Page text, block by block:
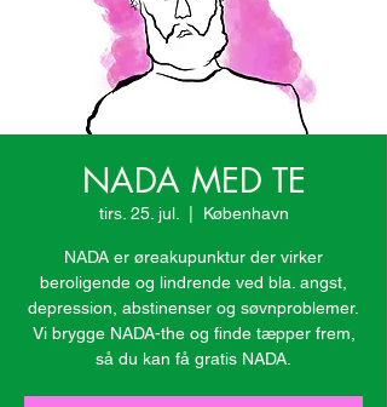
NADA MED TE
tirs. 25. jul. København
NADA er øreakupunktur der virker
beroligende og lindrende ved bla. angst,
depression, abstinenser og søvnproblemer.
Vi brygge NADA-the og finde tæpper frem,
så du kan få gratis NADA.